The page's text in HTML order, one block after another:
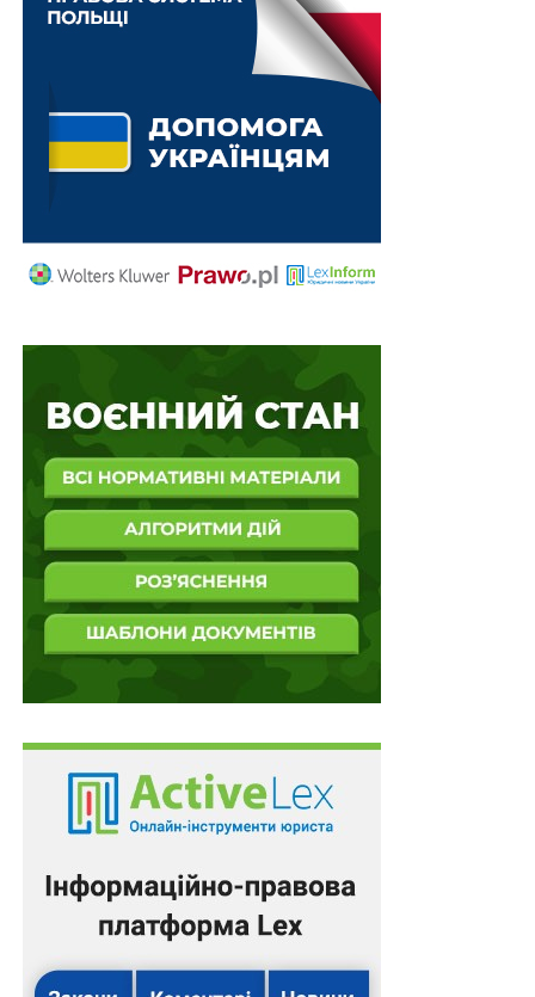
НЕ ПРОПУСТІТЬ
5 років та 200 млн на удосконалення вищої